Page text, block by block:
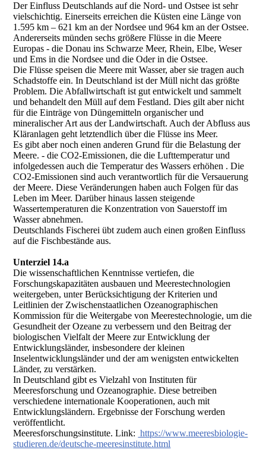
Der Einfluss Deutschlands auf die Nord- und Ostsee ist sehr
vielschichtig. Einerseits erreichen die Küsten eine Länge von
1.595 km – 621 km an der Nordsee und 964 km an der Ostsee.
Andererseits münden sechs größere Flüsse in die Meere
Europas - die Donau ins Schwarze Meer, Rhein, Elbe, Weser
und Ems in die Nordsee und die Oder in die Ostsee.
Die Flüsse speisen die Meere mit Wasser, aber sie tragen auch
Schadstoffe ein. In Deutschland ist der Müll nicht das größte
Problem. Die Abfallwirtschaft ist gut entwickelt und sammelt
und behandelt den Müll auf dem Festland. Dies gilt aber nicht
für die Einträge von Düngemitteln organischer und
mineralischer Art aus der Landwirtschaft. Auch der Abfluss aus
Kläranlagen geht letztendlich über die Flüsse ins Meer.
Es gibt aber noch einen anderen Grund für die Belastung der
Meere. - die CO2-Emissionen, die die Lufttemperatur und
infolgedessen auch die Temperatur des Wassers erhöhen . Die
CO2-Emissionen sind auch verantwortlich für die Versauerung
der Meere. Diese Veränderungen haben auch Folgen für das
Leben im Meer. Darüber hinaus lassen steigende
Wassertemperaturen die Konzentration von Sauerstoff im
Wasser abnehmen.
Deutschlands Fischerei übt zudem auch einen großen Einfluss
auf die Fischbeständeaus.
Unterziel 14.a
Die wissenschaftlichen Kenntnisse vertiefen, die
Forschungskapazitäten ausbauen und Meerestechnologien
weitergeben, unter Berücksichtigung der Kriterien und
Leitlinien der Zwischenstaatlichen Ozeanographischen
Kommission für die Weitergabe von Meerestechnologie, um die
Gesundheit der Ozeane zu verbessern und den Beitrag der
biologischen Vielfalt der Meere zur Entwicklung der
Entwicklungsländer, insbesondere der kleinen
Inselentwicklungsländer und der am wenigsten entwickelten
Länder, zu verstärken.
In Deutschland gibt es Vielzahl von Instituten für
Meeresforschung und Ozeanographie. Diese betreiben
verschiedene internationale Kooperationen, auch mit
Entwicklungsländern. Ergebnisse der Forschung werden
veröffentlicht.
Meeresforschungsinstitute. Link: https://www.meeresbiologie-
studieren.de/deutsche-meeresinstitute.html